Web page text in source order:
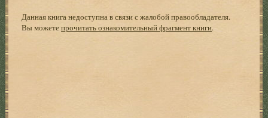
Данная книга недоступна в связи с жалобой правообладателя.
Вы можетепрочитать ознакомительный фрагмент книги.